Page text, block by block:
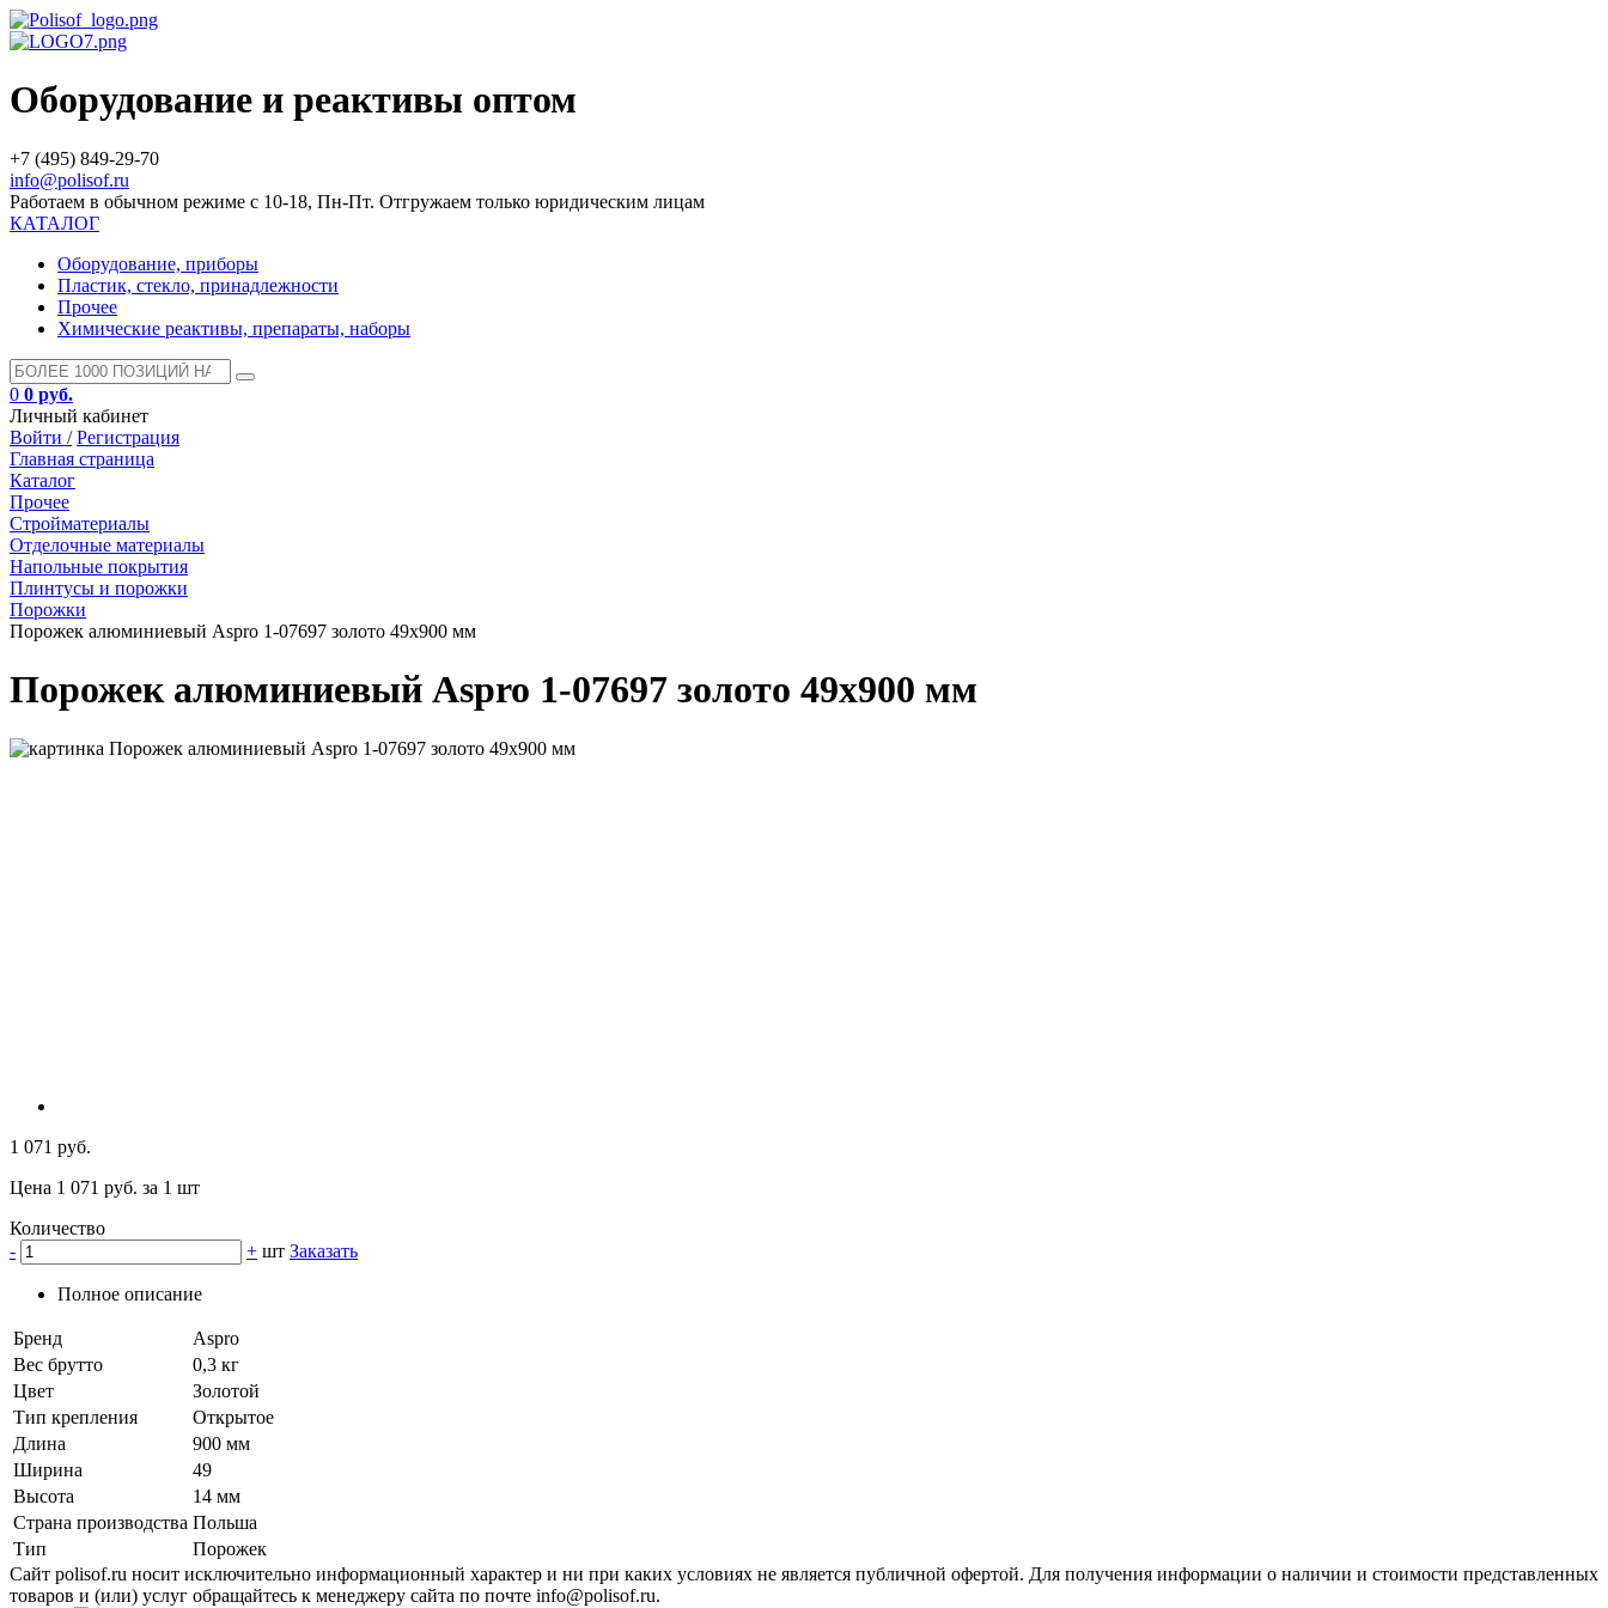
Оборудование и реактивы оптом
+7 (495) 849-29-70
info@polisof.ru
Работаем в обычном режиме с 10-18, Пн-Пт. Отгружаем только юридическим лицам
КАТАЛОГ
Оборудование, приборы
Пластик, стекло, принадлежности
Прочее
Химические реактивы, препараты, наборы
0 0 руб.
Личный кабинет
Войти / Регистрация
Главная страница
Каталог
Прочее
Стройматериалы
Отделочные материалы
Напольные покрытия
Плинтусы и порожки
Порожки
Порожек алюминиевый Aspro 1-07697 золото 49х900 мм
Порожек алюминиевый Aspro 1-07697 золото 49х900 мм
1 071 руб.
Цена 1 071 руб. за 1 шт
Количество
-
+ шт Заказать
Полное описание
Бренд
Aspro
Вес брутто
0,3 кг
Цвет
Золотой
Тип крепления
Открытое
Длина
900 мм
Ширина
49
Высота
14 мм
Страна производства Польша
Тип
Порожек
Сайт polisof.ru носит исключительно информационный характер и ни при каких условиях не является публичной офертой. Для получения информации о наличии и стоимости представленных
товаров и (или) услуг обращайтесь к менеджеру сайта по почте info@polisof.ru.